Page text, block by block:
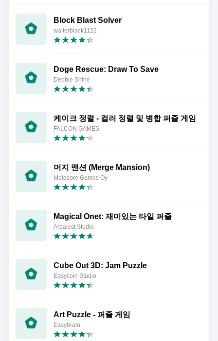
Block Blast Solver
walterblack1122
Doge Rescue: Draw To Save
Debbie Shine
케이크 정렬 - 컬러 정렬 및 병합 퍼즐 게임
FALCON GAMES
머지 맨션 (Merge Mansion)
Metacore Games Oy
Magical Onet: 재미있는 타일 퍼즐
Arbalest Studio
Cube Out 3D: Jam Puzzle
Easycoin Studio
Art Puzzle - 퍼즐 게임
Easybrain